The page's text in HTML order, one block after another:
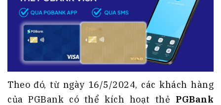
Theo đó, từ ngày 16/5/2024, các khách hàng
của PGBank có thể kích hoạt thẻ PGBank